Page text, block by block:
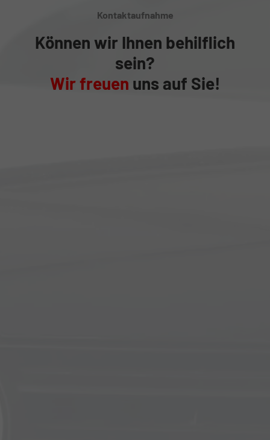
Kontaktaufnahme
Können wir Ihnen behilflich
sein?
Wir freuen uns auf Sie!